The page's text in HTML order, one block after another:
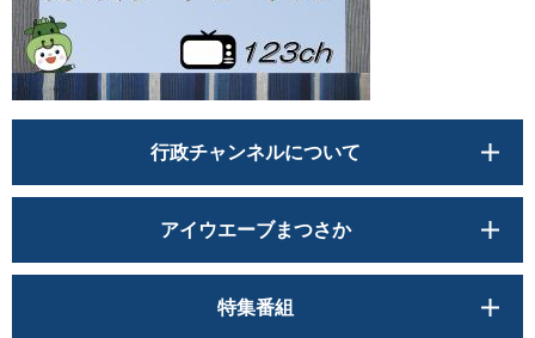
行政チャンネルについて
アイウエーブまつさか
特集番組